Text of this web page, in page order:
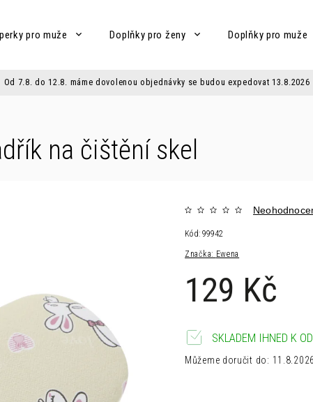
pro muže Doplňky pro ženy Doplňky pro muže
Od 7.8. do 12.8. máme dovolenou objednávky se budou expedovat 13.8.2026
na čištění skel
Značka: Ewena
129 Kč
Kód: 99942
SKLADEM IHNED K
Můžeme doručit do: 11.8.2026